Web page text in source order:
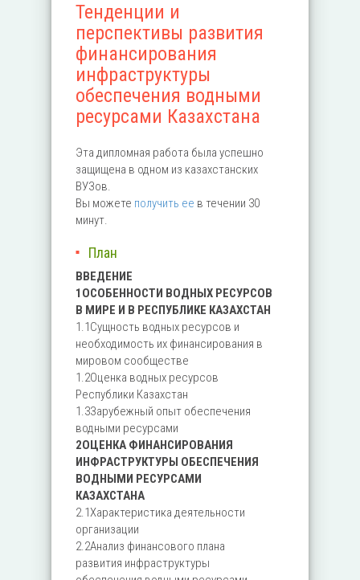
Тенденции и
перспективы развития
финансирования
инфраструктуры
обеспечения водными
ресурсами Казахстана
Эта дипломная работа была успешно
защищена в одном из казахстанских
ВУЗов.
Вы можете получить ее в течении 30
минут.
План
ВВЕДЕНИЕ
1ОСОБЕННОСТИ ВОДНЫХ РЕСУРСОВ
В МИРЕ И В РЕСПУБЛИКЕ КАЗАХСТАН
1.1Сущность водных ресурсов и
необходимость их финансирования в
мировом сообществе
1.2Оценка водных ресурсов
Республики Казахстан
1.3Зарубежный опыт обеспечения
водными ресурсами
2ОЦЕНКА ФИНАНСИРОВАНИЯ
ИНФРАСТРУКТУРЫ ОБЕСПЕЧЕНИЯ
ВОДНЫМИ РЕСУРСАМИ
КАЗАХСТАНА
2.1Характеристика деятельности
организации
2.2Анализ финансового плана
развития инфраструктуры